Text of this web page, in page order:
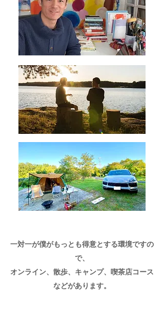
一対一が僕がもっとも得意とする環境ですの
で、
​オンライン、散歩、キャンプ、喫茶店コース
などがあります。​